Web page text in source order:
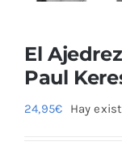
El
Paul
24,95€ Hay